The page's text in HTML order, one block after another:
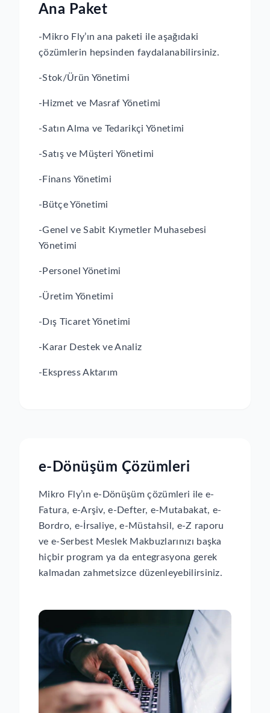
Ana Paket
-Mikro Fly’ın ana paketi ile aşağıdaki
çözümlerin hepsinden faydalanabilirsiniz.
-Stok/Ürün Yönetimi
-Hizmet ve Masraf Yönetimi
-Satın Alma ve Tedarikçi Yönetimi
-Satış ve Müşteri Yönetimi
-Finans Yönetimi
-Bütçe Yönetimi
-Genel ve Sabit Kıymetler Muhasebesi
Yönetimi
-Personel Yönetimi
-Üretim Yönetimi
-Dış Ticaret Yönetimi
-Karar Destek ve Analiz
-Ekspress Aktarım
e-Dönüşüm Çözümleri
Mikro Fly’ın e-Dönüşüm çözümleri ile e-
Fatura, e-Arşiv, e-Defter, e-Mutabakat, e-
Bordro, e-İrsaliye, e-Müstahsil, e-Z raporu
ve e-Serbest Meslek Makbuzlarınızı başka
hiçbir program ya da entegrasyona gerek
kalmadan zahmetsizce düzenleyebilirsiniz.